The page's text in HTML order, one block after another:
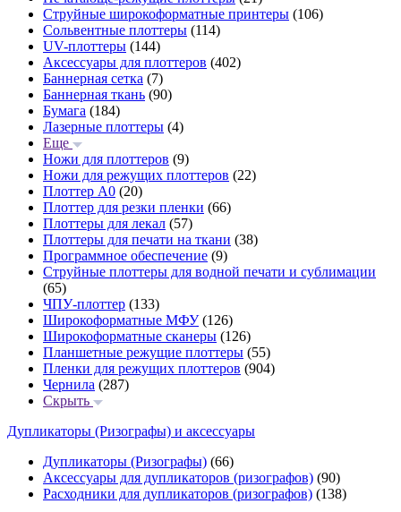
Струйные широкоформатные принтеры (106)
Сольвентные плоттеры (114)
UV-плоттеры (144)
Аксессуары для плоттеров (402)
Баннерная сетка (7)
Баннерная ткань (90)
Бумага (184)
Лазерные плоттеры (4)
Еще
Ножи для плоттеров (9)
Ножи для режущих плоттеров (22)
Плоттер А0 (20)
Плоттер для резки пленки (66)
Плоттеры для лекал (57)
Плоттеры для печати на ткани (38)
Программное обеспечение (9)
Струйные плоттеры для водной печати и сублимации
(65)
ЧПУ-плоттер (133)
Широкоформатные МФУ(126)
Широкоформатные сканеры (126)
Планшетные режущие плоттеры (55)
Пленки для режущих плоттеров (904)
Чернила (287)
Скрыть
Дупликаторы (Ризографы) и аксессуары
Дупликаторы (Ризографы) (66)
Аксессуары для дупликаторов (ризографов) (90)
Расходники для дупликаторов (ризографов) (138)